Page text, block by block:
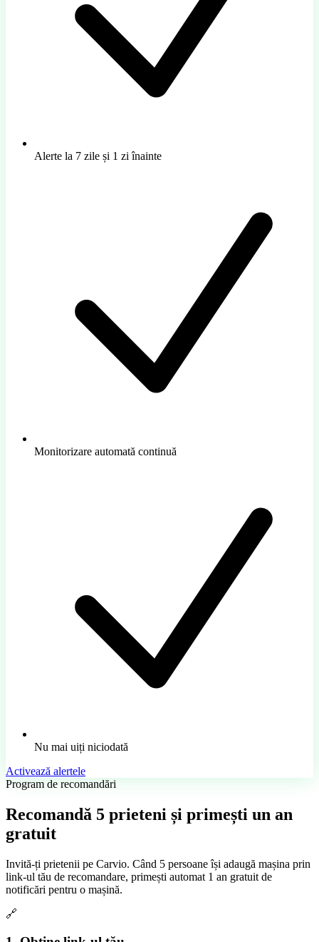
Alerte la 7 zile și 1 zi înainte
Monitorizare automată continuă
Nu mai uiți niciodată
Activează alertele
Program de recomandări
Recomandă 5 prieteni și primești un an
gratuit
Invită-ți prietenii pe Carvio. Când 5 persoane își adaugă mașina prin
link-ul tău de recomandare, primești automat 1 an gratuit de
notificări pentru o mașină.
🔗